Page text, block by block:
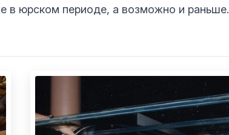
в юрском периоде, а возможно и раньше.